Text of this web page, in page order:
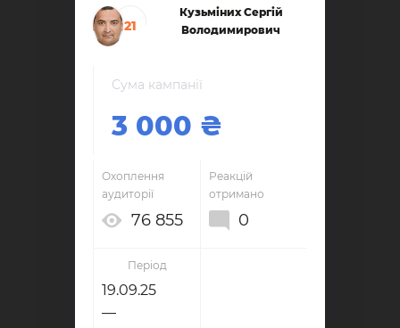
21
Кузьміних Сергій
Володимирович
Сума кампанії
3 000
Охоплення
аудиторії
76 855
Реакцій
отримано
0
Період
19.09.25
—